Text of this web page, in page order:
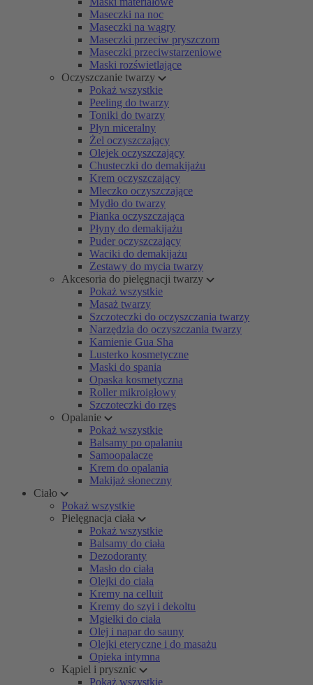
Maseczki na noc
Maseczki na wągry
Maseczki przeciw pryszczom
Maseczki przeciwstarzeniowe
Maski rozświetlające
Oczyszczanie twarzy
Pokaż wszystkie
Peeling do twarzy
Toniki do twarzy
Płyn miceralny
Żel oczyszczający
Olejek oczyszczający
Chusteczki do demakijażu
Krem oczyszczający
Mleczko oczyszczające
Mydło do twarzy
Pianka oczyszczająca
Płyny do demakijażu
Puder oczyszczający
Waciki do demakijażu
Zestawy do mycia twarzy
Akcesoria do pielęgnacji twarzy
Pokaż wszystkie
Masaż twarzy
Szczoteczki do oczyszczania twarzy
Narzędzia do oczyszczania twarzy
Kamienie Gua Sha
Lusterko kosmetyczne
Maski do spania
Opaska kosmetyczna
Roller mikroigłowy
Szczoteczki do rzęs
Opalanie
Pokaż wszystkie
Balsamy po opalaniu
Samoopalacze
Krem do opalania
Makijaż słoneczny
Ciało
Pokaż wszystkie
Pielęgnacja ciała
Pokaż wszystkie
Balsamy do ciała
Dezodoranty
Masło do ciała
Olejki do ciała
Kremy na celluit
Kremy do szyi i dekoltu
Mgiełki do ciała
Olej i napar do sauny
Olejki eteryczne i do masażu
Opieka intymna
Kąpiel i prysznic
Pokaż wszystkie